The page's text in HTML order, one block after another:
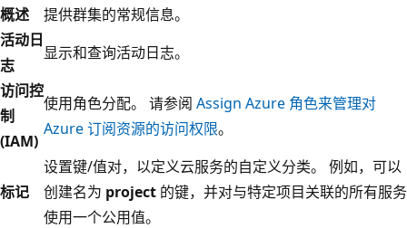
概述
提供群集的常规信息。
活动日
志
显示和查询活动日志。
访问控
制
(IAM)
使用角色分配。 请参阅 Assign Azure 角色来管理对
Azure 订阅资源的访问权限。
标记
设置键/值对，以定义云服务的自定义分类。 例如，可以
创建名为 project 的键，并对与特定项目关联的所有服务
使用一个公用值。